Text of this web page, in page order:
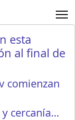
esta
al final de
comienzan
cercanía…